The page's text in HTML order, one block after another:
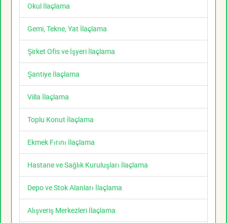
Okul İlaçlama
Gemi, Tekne, Yat İlaçlama
Şirket Ofis ve İşyeri İlaçlama
Şantiye İlaçlama
Villa İlaçlama
Toplu Konut İlaçlama
Ekmek Fırını İlaçlama
Hastane ve Sağlık Kuruluşları İlaçlama
Depo ve Stok Alanları İlaçlama
Alışveriş Merkezleri İlaçlama